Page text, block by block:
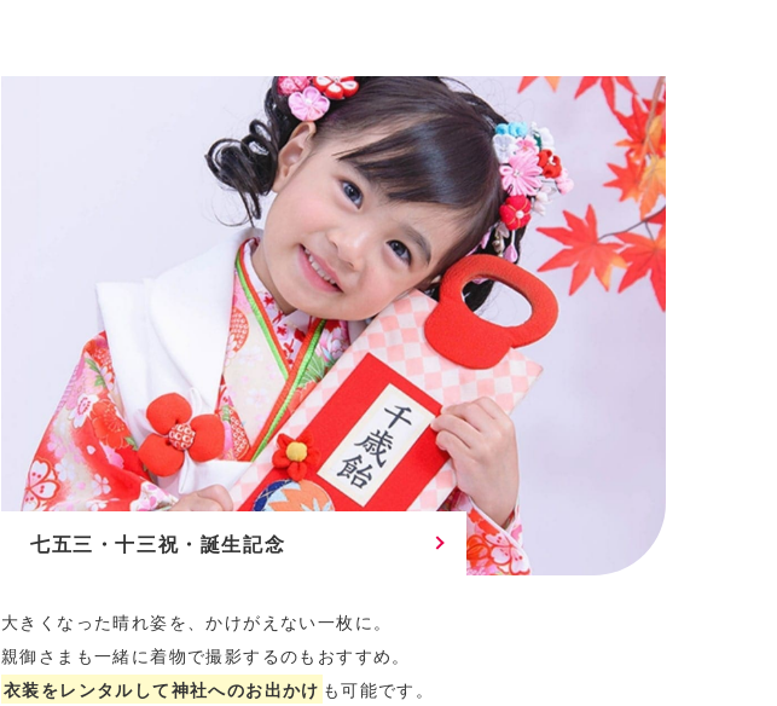
七五三・十三祝・誕生記念
大きくなった晴れ姿を、かけがえない一枚に。
親御さまも一緒に着物で撮影するのもおすすめ。
衣装をレンタルして神社へのお出かけ も可能です。